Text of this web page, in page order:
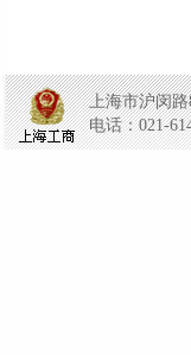
上海市沪闵路
电话：021-